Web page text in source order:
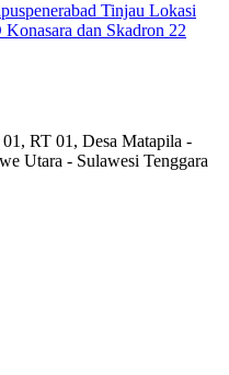
Tinjau Lokasi
dan Skadron 22
RT 01, Desa Matapila -
Utara - Sulawesi Tenggara